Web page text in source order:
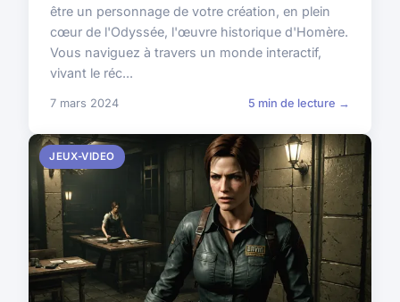
être un personnage de votre création, en plein
cœur de l'Odyssée, l'œuvre historique d'Homère.
Vous naviguez à travers un monde interactif,
vivant le réc...
7 mars 2024 5 min de lecture →
JEUX-VIDEO